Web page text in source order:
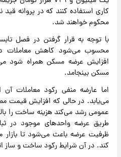
محکوم خواهند شد.
با توجه به قرار گرفتن در فصل
محسوب می‌شود کاهش معاملات
افزایش عرضه مسکن همراه شود
مسکن بینجامد.
اما عارضه منفی رکود معاملات
می‌یابد. در حالی که افزایش قیمت
عمومی رشد می‌کند هزینه ساخت را بالا
طریق عرضه واحدهای موجود در
ظرفیت عرضه باعث می‌شود تا بازار
کند. در آن شرایط رکود ساخت و ساز